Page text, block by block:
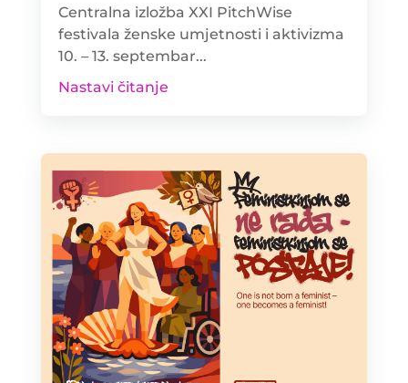
Centralna izložba XXI PitchWise
festivala ženske umjetnosti i aktivizma
10. – 13. septembar...
Nastavi čitanje